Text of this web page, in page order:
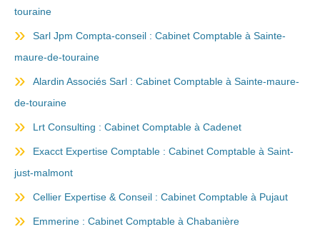
touraine
Sarl Jpm Compta-conseil : Cabinet Comptable à Sainte-
maure-de-touraine
Alardin Associés Sarl : Cabinet Comptable à Sainte-maure-
de-touraine
Lrt Consulting : Cabinet Comptable à Cadenet
Exacct Expertise Comptable : Cabinet Comptable à Saint-
just-malmont
Cellier Expertise & Conseil : Cabinet Comptable à Pujaut
Emmerine : Cabinet Comptable à Chabanière